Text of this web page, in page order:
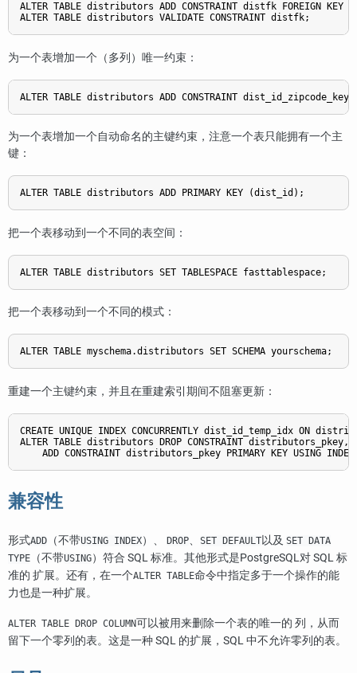
ALTER TABLE distributors ADD CONSTRAINT distfk FOREIGN KEY
ALTER TABLE distributors VALIDATE CONSTRAINT distfk;
为一个表增加一个（多列）唯一约束：
ALTER TABLE distributors ADD CONSTRAINT
为一个表增加一个自动命名的主键约束，注意一个表只能拥有一个主
键：
ALTER TABLE distributors ADD PRIMARY KEY (dist_id);
把一个表移动到一个不同的表空间：
ALTER TABLE distributors SET TABLESPACE fasttablespace;
把一个表移动到一个不同的模式：
ALTER TABLE myschema.distributors SET SCHEMA yourschema;
重建一个主键约束，并且在重建索引期间不阻塞更新：
CREATE UNIQUE INDEX CONCURRENTLY dist_id_temp_idx ON
ALTER TABLE distributors DROP CONSTRAINT distributors_pkey,
ADD CONSTRAINT distributors_pkey PRIMARY KEY USING
兼容性
形式ADD （不带USING INDEX）、 DROP、 SET DEFAULT以及 SET DATA
TYPE
（不带USING）符合 SQL 标准。其他形式是PostgreSQL对 SQL 标
准的 扩展。还有，在一个ALTER TABLE命令中指定多于一个操作的能
力也是一种扩展。
ALTER TABLE DROP COLUMN可以被用来删除一个表的唯一的 列，从而
留下一个零列的表。这是一种 SQL 的扩展，SQL 中不允许零列的表。